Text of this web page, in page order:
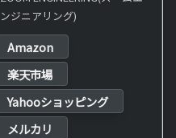
ンジニアリング)
Amazon
楽天市場
Yahooショッピング
メルカリ